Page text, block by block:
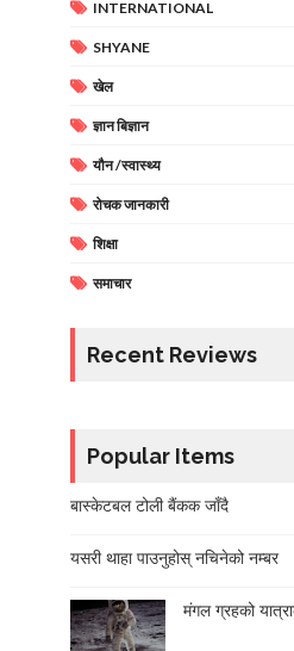
INTERNATIONAL
SHYANE
खेल
ज्ञान बिज्ञान
यौन /स्वास्थ्य
रोचक जानकारी
शिक्षा
समाचार
Recent Reviews
Popular Items
बास्केटबल टोली बैंकक जाँदै
यसरी थाहा पाउनुहोस् नचिनेको नम्बर
मंगल ग्रहको